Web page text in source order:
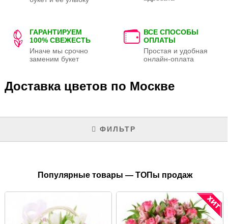
ГАРАНТИРУЕМ
100% СВЕЖЕСТЬ
Иначе мы срочно
заменим букет
ВСЕ СПОСОБЫ
ОПЛАТЫ
Простая и удобная
онлайн-оплата
Доставка цветов по Москве
ФИЛЬТР
Популярные товары — ТОПы продаж